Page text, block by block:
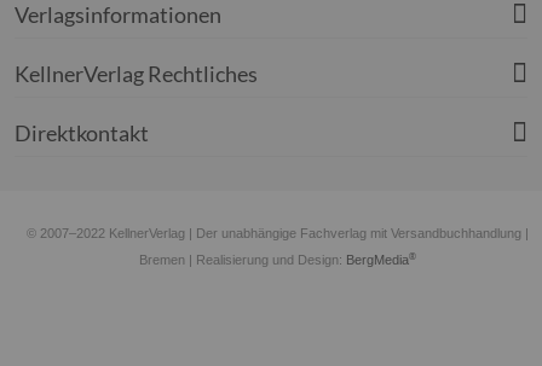
Verlagsinformationen
KellnerVerlag Rechtliches
Direktkontakt
© 2007–2022 KellnerVerlag | Der unabhängige Fachverlag mit Versandbuchhandlung |
Bremen | Realisierung und Design: BergMedia®